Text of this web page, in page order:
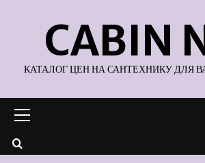
содержимомуCABIN
КАТАЛОГ ЦЕН НА САНТЕХНИКУ ДЛЯ
меню